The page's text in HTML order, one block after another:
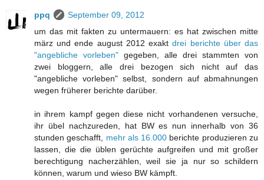
ppq
September 09, 2012
um das mit fakten zu untermauern: es hat zwischen mitte
märz und ende august 2012 exaktdrei berichte über das
"angebliche vorleben" gegeben, alle drei stammten von
zwei bloggern, alle drei bezogen sich nicht auf das
"angebliche vorleben" selbst, sondern auf abmahnungen
wegen früherer berichte darüber.
in ihrem kampf gegen diese nicht vorhandenen versuche,
ihr übel nachzureden, hat BW es nun innerhalb von 36
stunden geschafft, mehr als 16.000 berichte produzieren zu
lassen, die die üblen gerüchte aufgreifen und mit großer
berechtigung nacherzählen, weil sie ja nur so schildern
können, warum und wieso BW kämpft.